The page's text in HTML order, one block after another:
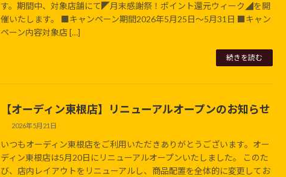
す。期間中、対象店舗にて◤月末感謝祭！ポイント還元ウィーク◢を開
催いたします。 ■キャンペーン期間2026年5月25日～5月31日 ■キャン
ペーン内容対象店 […]
続きを読む
【オーディン東根店】リニューアルオープンのお知らせ
2026年5月21日
いつもオーディン東根店をご利用いただきありがとうございます。オー
ディン東根店は5月20日にリニューアルオープンいたしました。 このた
び、店内レイアウトをリニューアルし、商品配置を全体的に変更してお